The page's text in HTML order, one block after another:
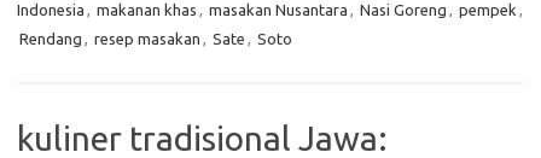
Indonesia , makanan khas , masakan Nusantara , Nasi Goreng , pempek ,
Rendang , resep masakan , Sate , Soto
kuliner tradisional Jawa: